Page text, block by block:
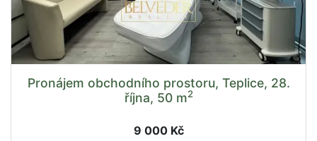
Pronájem obchodního prostoru, Teplice, 28.
října, 50 m2
9 000 Kč